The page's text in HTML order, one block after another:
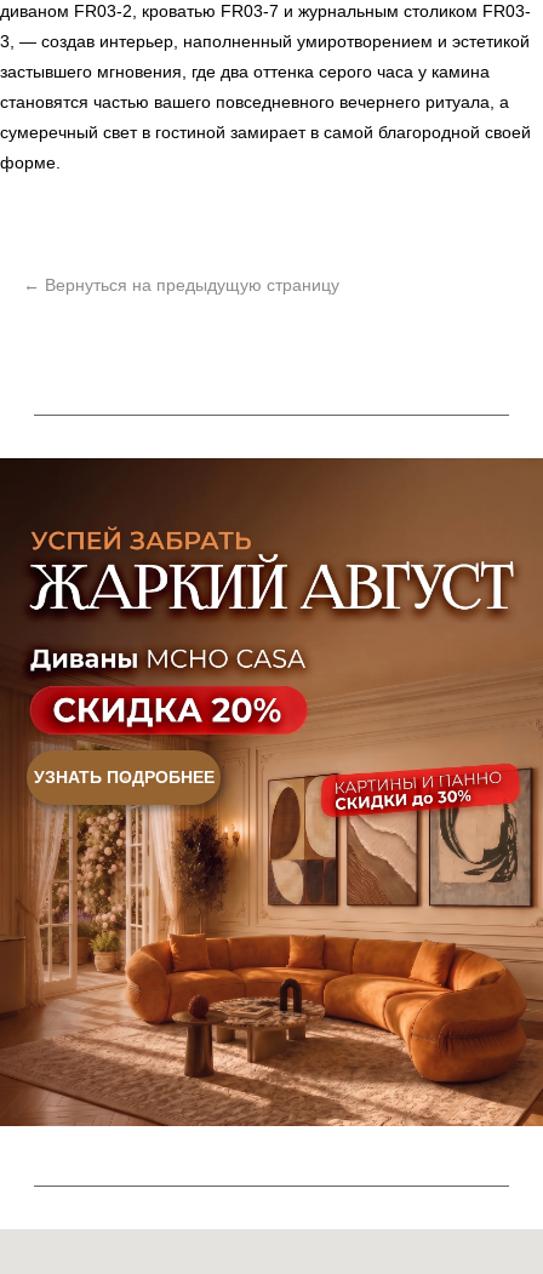
диваном FR03-2, кроватью FR03-7 и журнальным столиком FR03-
3, — создав интерьер, наполненный умиротворением и эстетикой
застывшего мгновения, где два оттенка серого часа у камина
становятся частью вашего повседневного вечернего ритуала, а
сумеречный свет в гостиной замирает в самой благородной своей
форме.
Политика конфиденциальности
Политика возврата товаров